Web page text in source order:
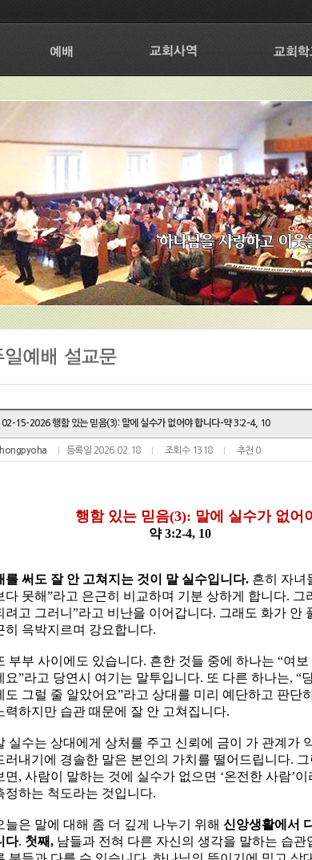
02-15-2026 행함 있는 믿음(3): 말에 실수가 없어야 합니다-약 3:2-4, 10
hongpyoha 등록일 2026.02.18 조회수 1318 추천 0